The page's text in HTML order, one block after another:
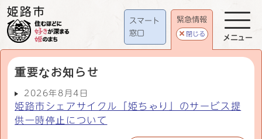
スマート
窓口
緊急情報
閉じる
重要なお知らせ
2026年8月4日
姫路市シェアサイクル「姫ちゃり」のサービス提
供一時停止について
メニュー